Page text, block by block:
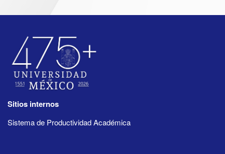
Sitios internos
Sistema de Productividad Académica